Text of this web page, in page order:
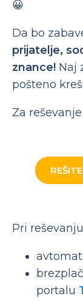
😀
Da bo
prijatelje,
znance! Naj
pošteno
Za
Pri
portalu